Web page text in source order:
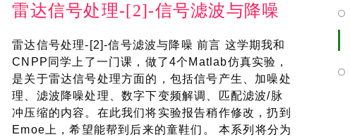
雷达信号处理-[2]-信号滤波与降噪
雷达信号处理-[2]-信号滤波与降噪 前言 这学期我和
CNPP同学上了一门课，做了4个Matlab仿真实验，
是关于雷达信号处理方面的，包括信号产生、加噪处
理、滤波降噪处理、数字下变频解调、匹配滤波/脉
冲压缩的内容。在此我们将实验报告稍作修改，扔到
Emoe上，希望能帮到后来的童鞋们。 本系列将分为